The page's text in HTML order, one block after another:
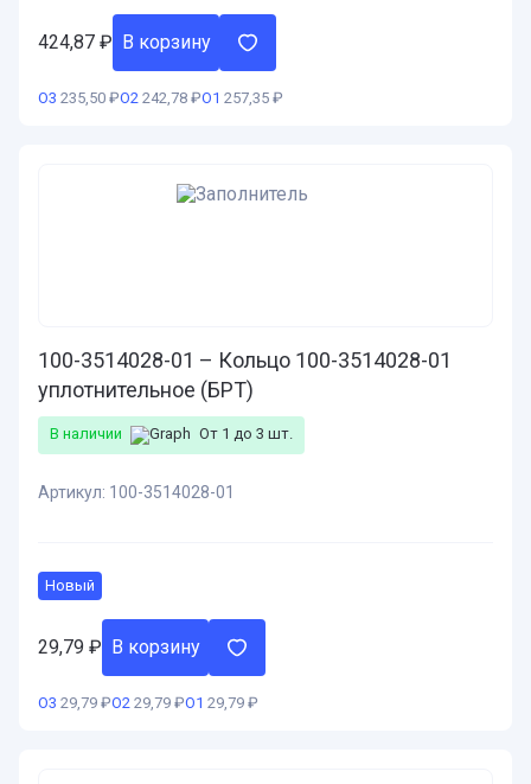
424,87 ₽ В корзину
О3 235,50 ₽О2 242,78 ₽О1 257,35 ₽
100-3514028-01 – Кольцо 100-3514028-01
уплотнительное (БРТ)
В наличии От 1 до 3 шт.
Артикул: 100-3514028-01
Новый
29,79 ₽ В корзину
О3 29,79 ₽О2 29,79 ₽О1 29,79 ₽